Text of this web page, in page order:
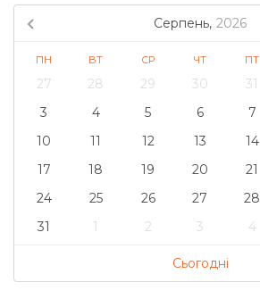
Серпень, 2026
ПН ВТ СР ЧТ ПТ
27 28 29 30 31
3
4 5 6 7
10
11 12 13 14
17
18 19 20 21
24
25 26 27 28
31
1 2 3 4
Сьогодні